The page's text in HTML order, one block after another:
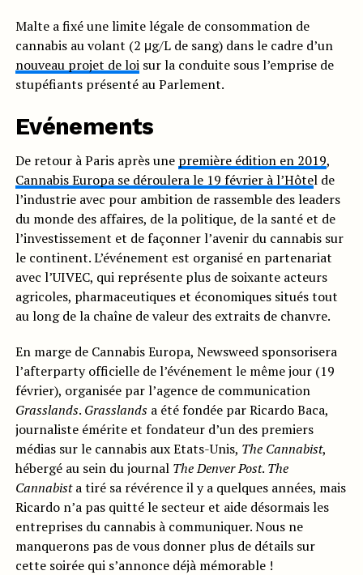
Malte a fixé une limite légale de consommation de
cannabis au volant (2 μg/L de sang) dans le cadre d’un
nouveau projet de loisur la conduite sous l’emprise de
stupéfiants présenté au Parlement.
Evénements
De retour à Paris après une première édition en 2019,
Cannabis Europa se déroulera le 19 février à l’Hôtel de
l’industrie avec pour ambition de rassemble des leaders
du monde des affaires, de la politique, de la santé et de
l’investissement et de façonner l’avenir du cannabis sur
le continent. L’événement est organisé en partenariat
avec l’UIVEC, qui représente plus de soixante acteurs
agricoles, pharmaceutiques et économiques situés tout
au long de la chaîne de valeur des extraits de chanvre.
En marge de Cannabis Europa, Newsweed sponsorisera
l’afterparty officielle de l’événement le même jour (19
février), organisée par l’agence de communication
Grasslands. Grasslandsa été fondée par Ricardo Baca,
journaliste émérite et fondateur d’un des premiers
médias sur le cannabis aux Etats-Unis, The Cannabist,
hébergé au sein du journal The Denver Post. The
Cannabista tiré sa révérence il y a quelques années, mais
Ricardo n’a pas quitté le secteur et aide désormais les
entreprises du cannabis à communiquer. Nous ne
manquerons pas de vous donner plus de détails sur
cette soirée qui s’annonce déjà mémorable !